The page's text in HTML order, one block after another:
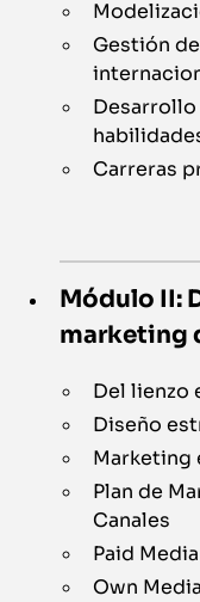
Gestión
Carreras
Módulo II:
marketing
Del lienzo
Diseño
Marketing
Plan de
Canales
Paid
Own